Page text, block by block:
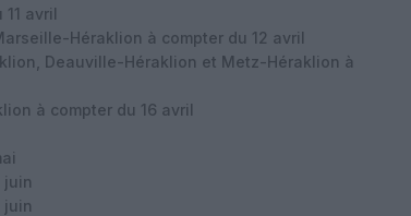
avril
Héraklion à compter du 12 avril
Deauville-Héraklion et Metz-Héraklion à
à compter du 16 avril
juin
juin